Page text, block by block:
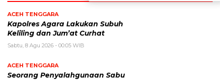
ACEH TENGGARA
Kapolres Agara Lakukan Subuh
Keliling dan Jum’at Curhat
Sabtu, 8 Agu 2026 - 00:05 WIB
ACEH TENGGARA
Seorang Penyalahgunaan Sabu